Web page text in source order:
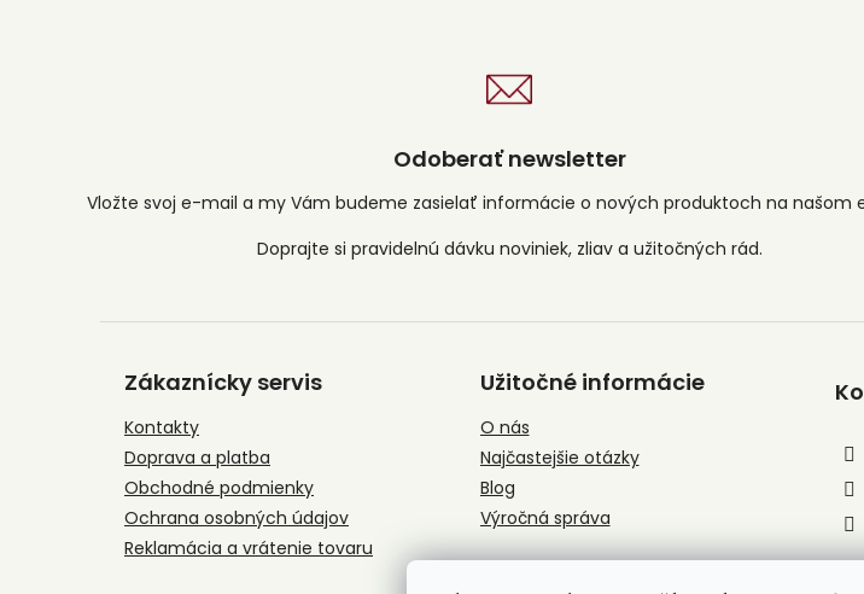
Odoberať newsletter
Vložte svoj e-mail a my Vám budeme zasielať informácie o nových produktoch na našom
Zákaznícky servis
Kontakty
Doprava a platba
Obchodné podmienky
Ochrana osobných údajov
Reklamácia a vrátenie tovaru
Užitočné informácie
O nás
Najčastejšie otázky
Blog
Výročná správa